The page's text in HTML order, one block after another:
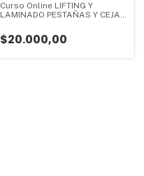
Curso Online LIFTING Y
LAMINADO PESTAÑAS Y CEJAS
Valor Inscripción:
$20.000,00